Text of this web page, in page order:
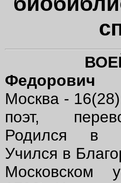
Федорович
Москва -
поэт,
Родился в
Учился в
Московском